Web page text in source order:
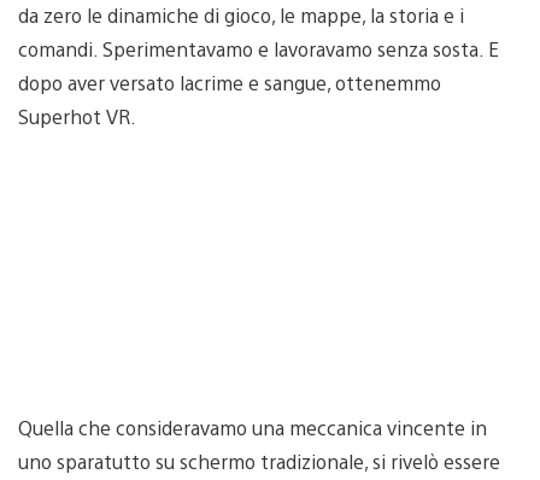
da zero le dinamiche di gioco, le mappe, la storia e i
comandi. Sperimentavamo e lavoravamo senza sosta. E
dopo aver versato lacrime e sangue, ottenemmo
Superhot VR.
Quella che consideravamo una meccanica vincente in
uno sparatutto su schermo tradizionale, si rivelò essere